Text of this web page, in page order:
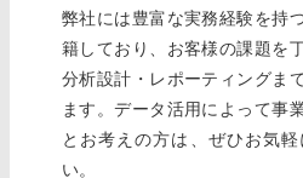
弊社には豊富な実務経験を持
籍しており、お客様の課題を
分析設計・レポーティングま
ます。データ活用によって事
とお考えの方は、ぜひお気
い。